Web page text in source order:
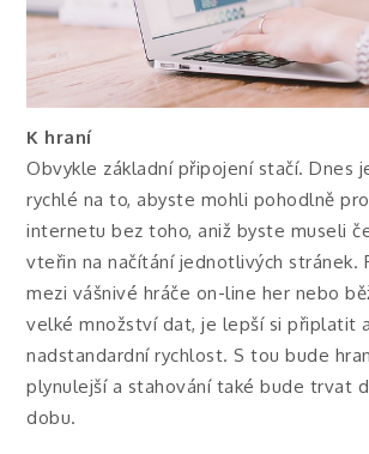
K hraní
Obvykle základní připojení stačí. Dnes
rychlé na to, abyste mohli pohodlně
internetu bez toho, aniž byste museli
vteřin na načítání jednotlivých stránek.
mezi vášnivé hráče on-line her nebo
velké množství dat, je lepší si připlatit
nadstandardní rychlost. S tou bude
plynulejší a stahování také bude trvat
dobu.